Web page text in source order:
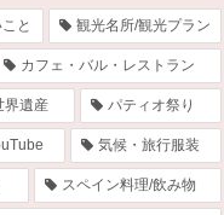
と 観光名所/観光プラン
カフェ・バル・レストラン
界遺産 パティオ祭り
気候・旅行服装
スペイン料理/飲み物